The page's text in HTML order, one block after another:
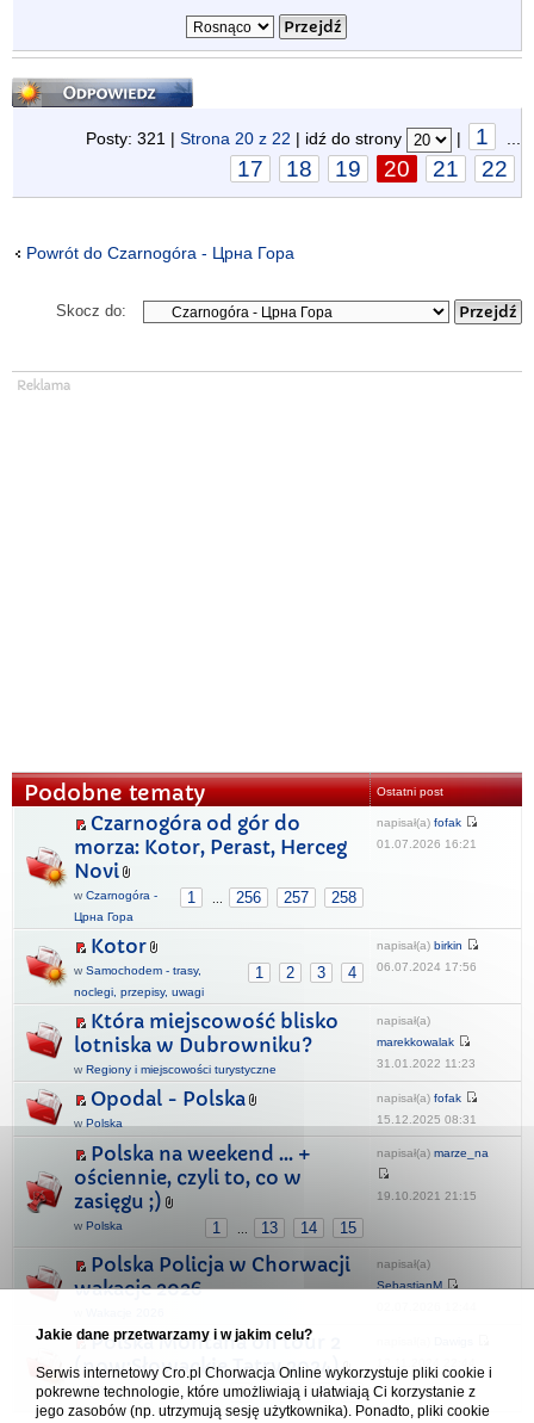
Odpowiedz
Posty: 321 | Strona 20 z 22 | idź do strony | 1 ...
17 18 19 20 21 22
Powrót do Czarnogóra - Црна Гора
Skocz do:
Podobne tematy Ostatni post
Czarnogóra od gór do
morza: Kotor, Perast, Herceg
Novi
1 ... 256 257 258
w Czarnogóra -
Црна Гора
napisał(a) fofak
01.07.2026 16:21
Kotor
1 2 3 4
w Samochodem - trasy,
noclegi, przepisy, uwagi
napisał(a) birkin
06.07.2024 17:56
Która miejscowość blisko
lotniska w Dubrowniku?
w Regiony i miejscowości turystyczne
napisał(a)
marekkowalak
31.01.2022 11:23
Opodal - Polska
wPolska
napisał(a) fofak
15.12.2025 08:31
Polska na weekend ... +
ościennie, czyli to, co w
zasięgu ;)
1 ... 13 14 15
w Polska
napisał(a) marze_na
19.10.2021 21:15
Polska Policja w Chorwacji
wakacje 2026
napisał(a)
SebastianM
Polska Montana on tour 2
(now:Słowackie Tatry 2024)
1 ... 6 7 8
wPolska
Jakie dane przetwarzamy i w jakim celu?
Serwis internetowy Cro.pl Chorwacja Online wykorzystuje pliki cookie i
pokrewne technologie, które umożliwiają i ułatwiają Ci korzystanie z
jego zasobów (np. utrzymują sesję użytkownika). Ponadto, pliki cookie